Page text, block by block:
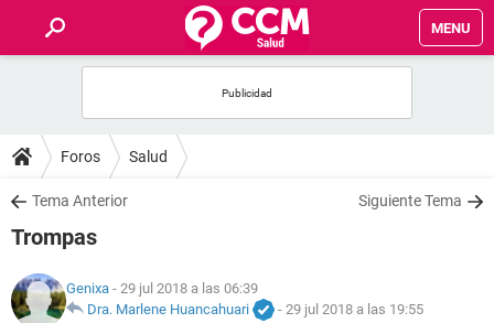
MENU
FOROS
SALUD
FAMILIA
NUTRICIÓN
Foros Salud
Tema Anterior Siguiente Tema
Trompas
Genixa - 29 jul 2018 a las 06:39
Dra. Marlene Huancahuari
- 29 jul 2018 a las 19:55